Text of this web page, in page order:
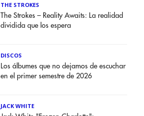
THE STROKES
The Strokes – Reality Awaits: La realidad
dividida que los espera
DISCOS
Los álbumes que no dejamos de escuchar
en el primer semestre de 2026
JACK WHITE